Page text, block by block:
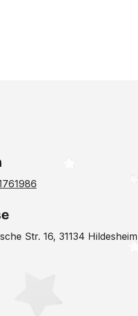
Str. 16, 31134 Hildesheim